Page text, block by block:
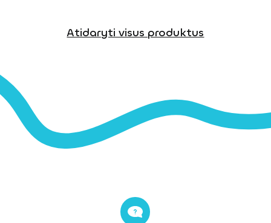
Atidaryti visus produktus